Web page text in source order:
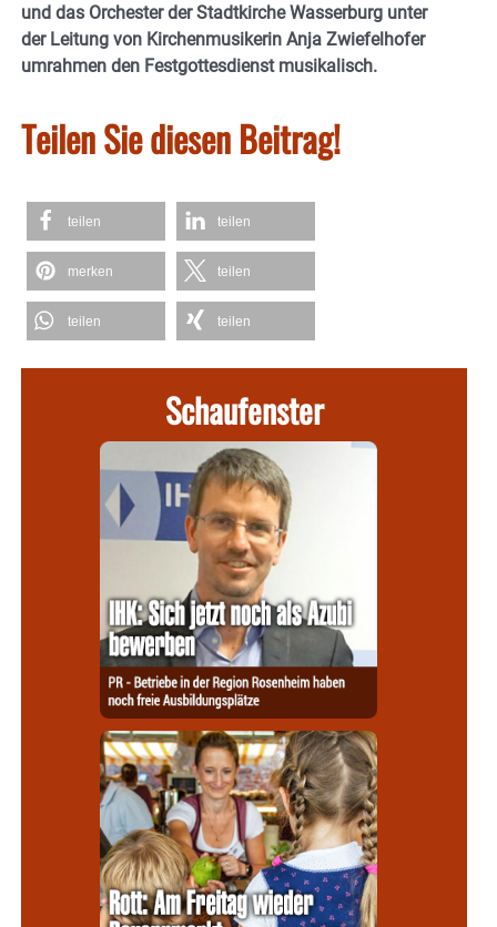
und das Orchester der Stadtkirche Wasserburg unter
der Leitung von Kirchenmusikerin Anja Zwiefelhofer
umrahmen den Festgottesdienst musikalisch.
Teilen Sie diesen Beitrag!
teilen teilen
merken teilen
teilen teilen
Schaufenster